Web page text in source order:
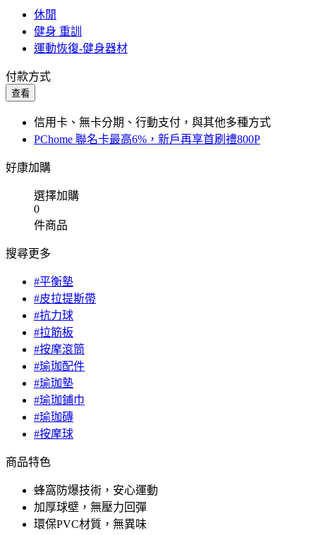
休閒
健身 重訓
運動恢復-健身器材
付款方式
查看
信用卡、無卡分期、行動支付，與其他多種方式
PChome 聯名卡最高6%，新戶再享首刷禮800P
好康加購
選擇加購
0
件商品
搜尋更多
#平衡墊
#皮拉提斯帶
#抗力球
#拉筋板
#按摩滾筒
#瑜珈配件
#瑜珈墊
#瑜珈鋪巾
#瑜珈磚
#按摩球
商品特色
蜂窩防爆技術，安心運動
加厚球壁，無壓力回彈
環保PVC材質，無異味